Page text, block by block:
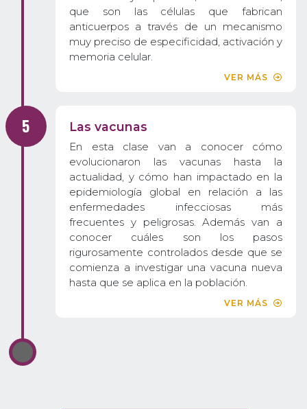
que son las células que fabrican
anticuerpos a través de un mecanismo
muy preciso de especificidad, activación y
memoria celular.
VER MÁS
Las vacunas
En esta clase van a conocer cómo
evolucionaron las vacunas hasta la
actualidad, y cómo han impactado en la
epidemiología global en relación a las
enfermedades infecciosas más
frecuentes y peligrosas. Además van a
conocer cuáles son los pasos
rigurosamente controlados desde que se
comienza a investigar una vacuna nueva
hasta que se aplica en la población.
VER MÁS